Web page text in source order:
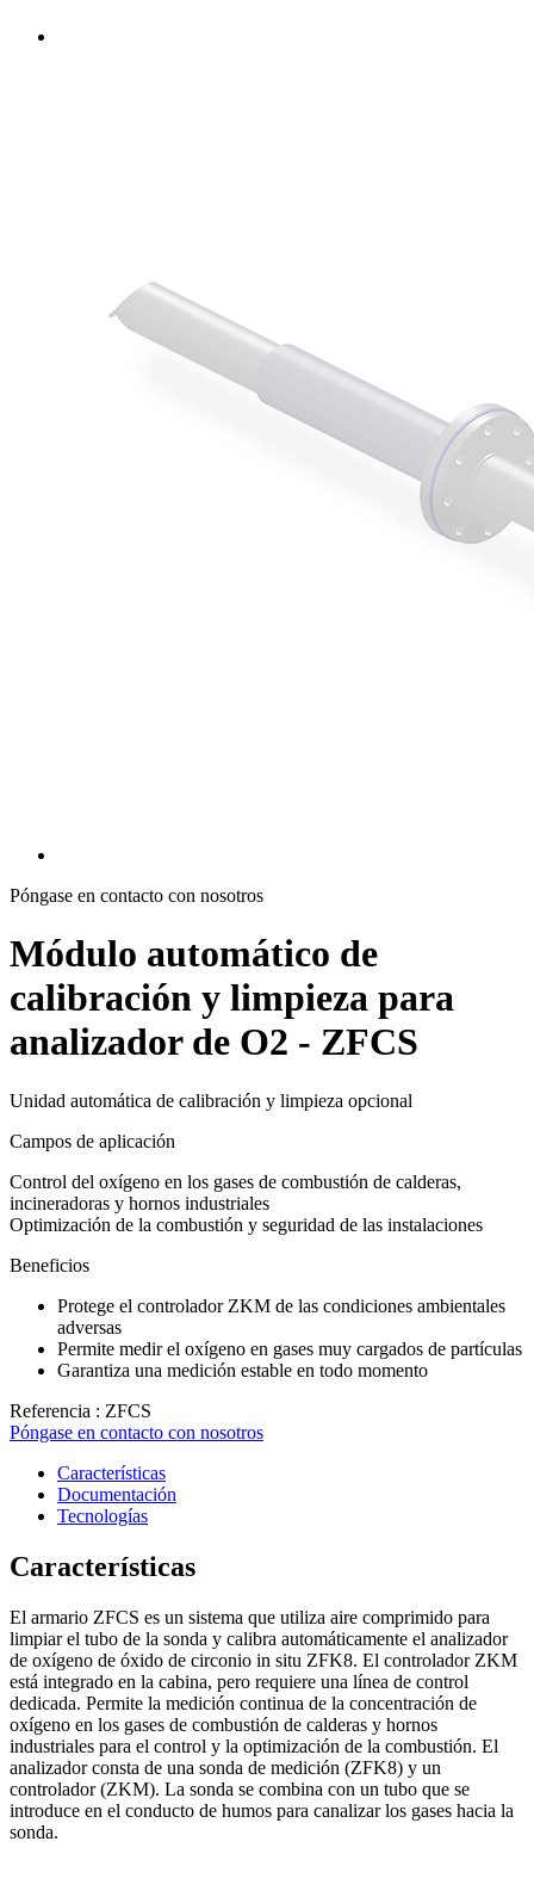
Póngase en contacto con nosotros
Módulo automático de
calibración y limpieza para
analizador de O2 - ZFCS
Unidad automática de calibración y limpieza opcional
Campos de aplicación
Control del oxígeno en los gases de combustión de calderas,
incineradoras y hornos industriales
Optimización de la combustión y seguridad de las instalaciones
Beneficios
Protege el controlador ZKM de las condiciones ambientales
adversas
Permite medir el oxígeno en gases muy cargados de partículas
Garantiza una medición estable en todo momento
Referencia : ZFCS
Póngase en contacto con nosotros
Características
Documentación
Tecnologías
Características
El armario ZFCS es un sistema que utiliza aire comprimido para
limpiar el tubo de la sonda y calibra automáticamente el analizador
de oxígeno de óxido de circonio in situ ZFK8. El controlador ZKM
está integrado en la cabina, pero requiere una línea de control
dedicada. Permite la medición continua de la concentración de
oxígeno en los gases de combustión de calderas y hornos
industriales para el control y la optimización de la combustión. El
analizador consta de una sonda de medición (ZFK8) y un
controlador (ZKM). La sonda se combina con un tubo que se
introduce en el conducto de humos para canalizar los gases hacia la
sonda.